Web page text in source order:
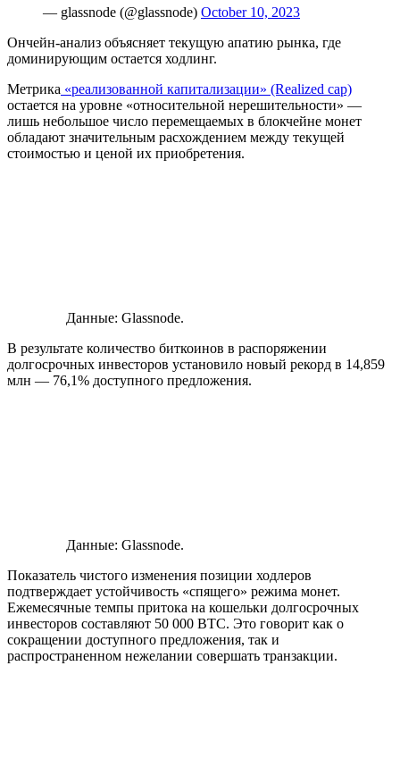
— glassnode (@glassnode) October 10, 2023
Ончейн-анализ объясняет текущую апатию рынка, где
доминирующим остается ходлинг.
Метрика «реализованной капитализации» (Realized cap)
остается на уровне «относительной нерешительности» —
лишь небольшое число перемещаемых в блокчейне монет
обладают значительным расхождением между текущей
стоимостью и ценой их приобретения.
Данные: Glassnode.
В результате количество биткоинов в распоряжении
долгосрочных инвесторов установило новый рекорд в 14,859
млн — 76,1% доступного предложения.
Данные: Glassnode.
Показатель чистого изменения позиции ходлеров
подтверждает устойчивость «спящего» режима монет.
Ежемесячные темпы притока на кошельки долгосрочных
инвесторов составляют 50 000 BTC. Это говорит как о
сокращении доступного предложения, так и
распространенном нежелании совершать транзакции.